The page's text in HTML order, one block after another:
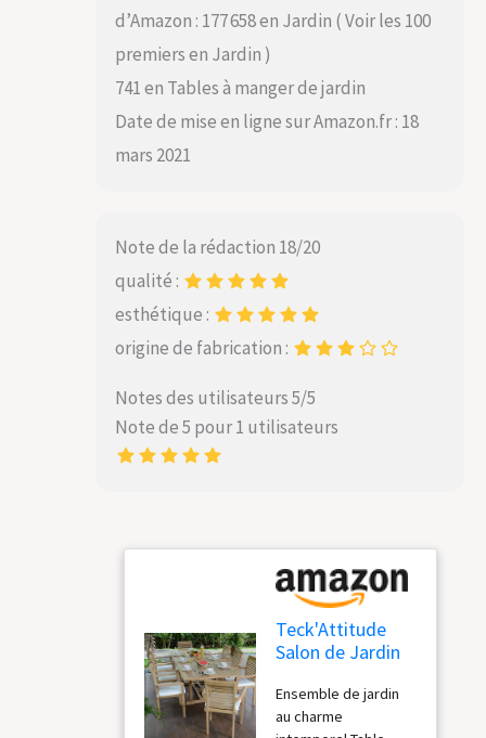
d’Amazon : 177 658 en Jardin ( Voir les 100
premiers en Jardin )
741 en Tables à manger de jardin
Date de mise en ligne sur Amazon.fr : 18
mars 2021
Note de la rédaction 18/20
qualité :
esthétique :
origine de fabrication :
Notes des utilisateurs 5/5
Note de 5 pour 1 utilisateurs
Teck'Attitude
Salon de Jardin
Kingston, 8
Places
Ensemble de jardin
au charme